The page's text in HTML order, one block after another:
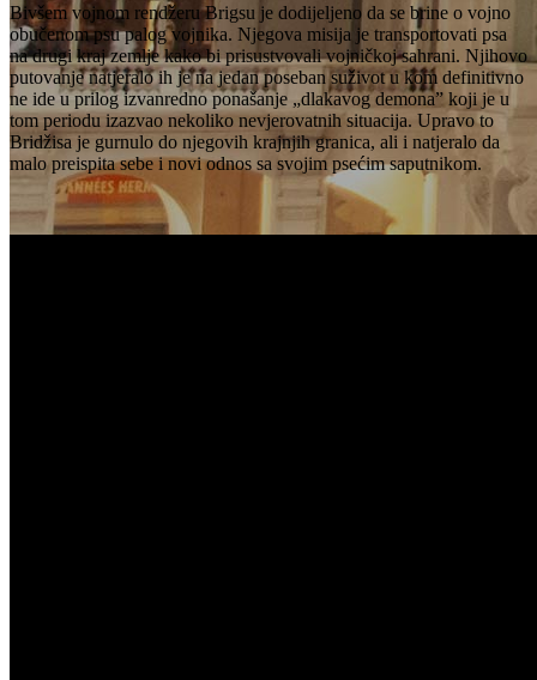
Bivšem vojnom rendžeru Brigsu je dodijeljeno da se brine o vojno
obučenom psu palog vojnika. Njegova misija je transportovati psa
na drugi kraj zemlje kako bi prisustvovali vojničkoj sahrani. Njihovo
putovanje natjeralo ih je na jedan poseban suživot u kom definitivno
ne ide u prilog izvanredno ponašanje „dlakavog demona” koji je u
tom periodu izazvao nekoliko nevjerovatnih situacija. Upravo to
Bridžisa je gurnulo do njegovih krajnjih granica, ali i natjeralo da
malo preispita sebe i novi odnos sa svojim psećim saputnikom.